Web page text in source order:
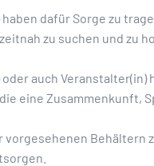
dafür Sorge zu
zu suchen und zu
auch
eine Zusammenkunft,
vorgesehenen Behältern